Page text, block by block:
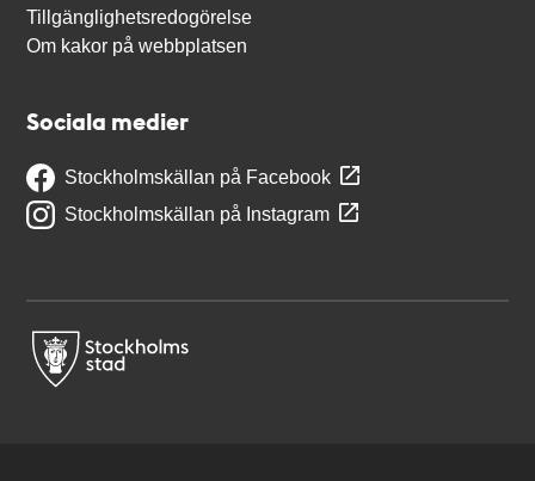
Tillgänglighetsredogörelse
Om kakor på webbplatsen
Sociala medier
Stockholmskällan på Facebook
Stockholmskällan på Instagram